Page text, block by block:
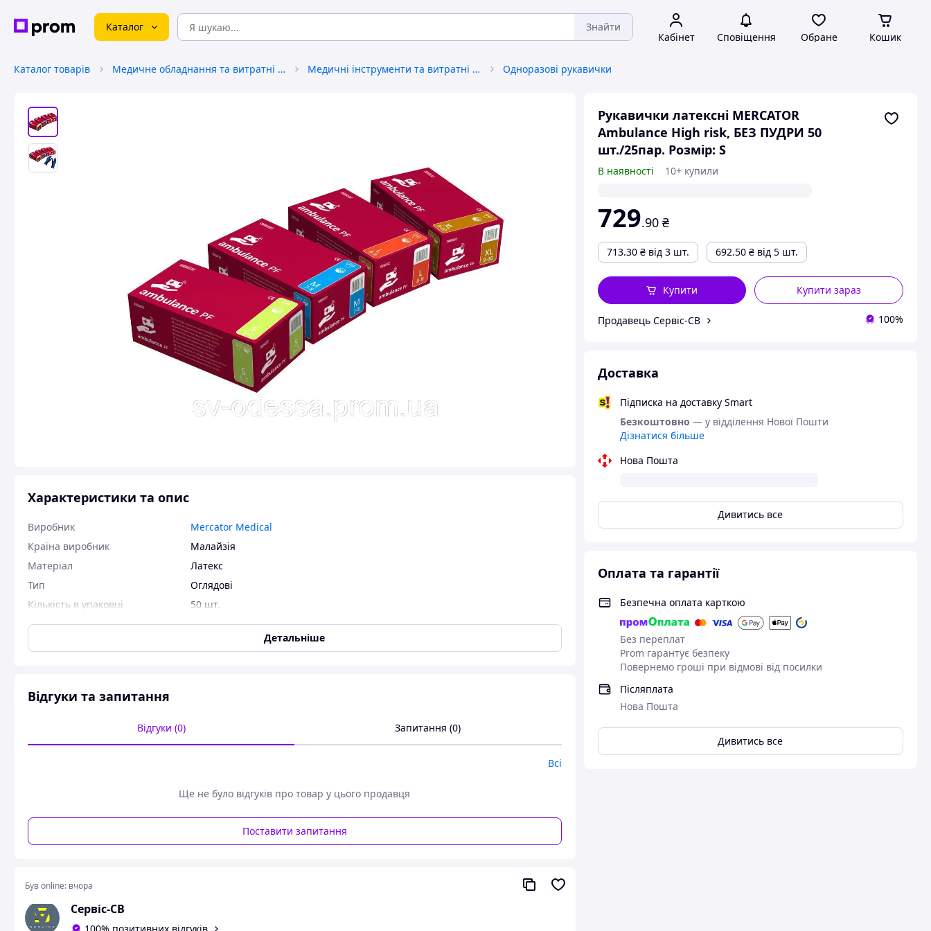
Каталог Знайти
Кабінет Сповіщення Обране Кошик
Каталог товарів Медичне обладнання та витратні матеріали Медичні інструменти та витратні матеріали Одноразові рукавички
Рукавички латексні MERCATOR
Ambulance High risk, БЕЗ ПУДРИ 50
шт./25пар. Розмір: S
В наявності 10+ купили
729.90 ₴
713.30 ₴ від 3 шт. 692.50 ₴ від 5 шт.
Купити зараз
Купити
Продавець Сервіс-СВ 100%
Доставка
Підписка на доставку Smart
Безкоштовно — у відділення Нової Пошти
Дізнатися більше
Нова Пошта
Дивитись все
Оплата та гарантії
Безпечна оплата карткою
Без переплат
Prom гарантує безпеку
Повернемо гроші при відмові від посилки
Післяплата
Нова Пошта
Дивитись все
Характеристики та опис
Виробник
Mercator Medical
Країна виробник
Малайзія
Матеріал
Латекс
Тип
Оглядові
Кількість в упаковці
50 шт.
Колір
Синій
Тип рукавички: оглядові, діагностичні
Колір: сині
Форма: амбідекстральні (підходять на праву та ліву руку)
Особливості:
Детальніше
Відгуки та запитання
Відгуки (0) Запитання (0)
Всі
Ще не було відгуків про товар у цього продавця
Поставити запитання
Був online: вчора
Сервіс-СВ